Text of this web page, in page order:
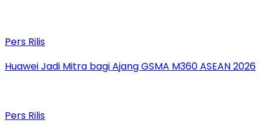
Pers Rilis
Huawei Jadi Mitra bagi Ajang GSMA M360 ASEAN 2026
Pers Rilis